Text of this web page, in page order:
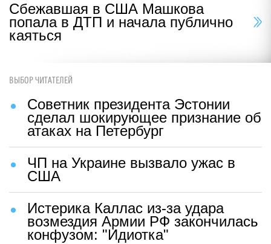
Сбежавшая в США Машкова
попала в ДТП и начала публично
каяться
ВЫБОР ЧИТАТЕЛЕЙ
Советник президента Эстонии
сделал шокирующее признание об
атаках на Петербург
ЧП на Украине вызвало ужас в
США
Истерика Каллас из-за удара
возмездия Армии РФ закончилась
конфузом: "Идиотка"